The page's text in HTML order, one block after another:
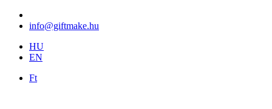
info@giftmake.hu
HU
EN
Ft